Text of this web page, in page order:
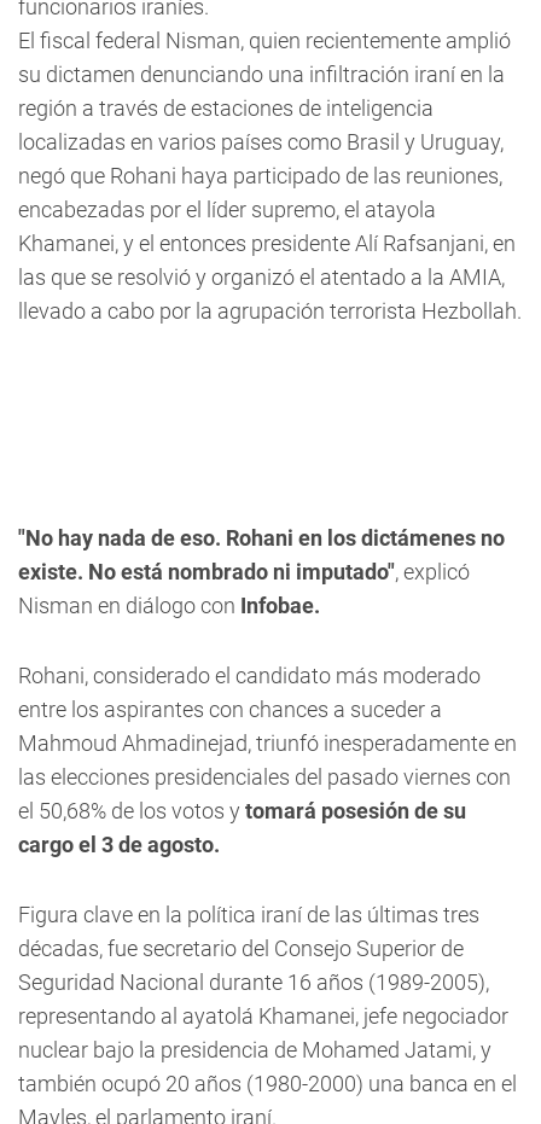
funcionarios iraníes.
El fiscal federal Nisman, quien recientemente amplió
su dictamen denunciando una infiltración iraní en la
región a través de estaciones de inteligencia
localizadas en varios países como Brasil y Uruguay,
negó que Rohani haya participado de las reuniones,
encabezadas por el líder supremo, el atayola
Khamanei, y el entonces presidente Alí Rafsanjani, en
las que se resolvió y organizó el atentado a la AMIA,
llevado a cabo por la agrupación terrorista Hezbollah.
"No hay nada de eso. Rohani en los dictámenes no
existe. No está nombrado ni imputado", explicó
Nisman en diálogo con Infobae.
Rohani, considerado el candidato más moderado
entre los aspirantes con chances a suceder a
Mahmoud Ahmadinejad, triunfó inesperadamente en
las elecciones presidenciales del pasado viernes con
el 50,68% de los votos y tomará posesión de su
cargo el 3 de agosto.
Figura clave en la política iraní de las últimas tres
décadas, fue secretario del Consejo Superior de
Seguridad Nacional durante 16 años (1989-2005),
representando al ayatolá Khamanei, jefe negociador
nuclear bajo la presidencia de Mohamed Jatami, y
también ocupó 20 años (1980-2000) una banca en el
Mayles, el parlamento iraní.